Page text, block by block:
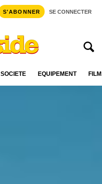
S'ABONNER SE CONNECTER
SOCIÉTÉ ÉQUIPEMENT